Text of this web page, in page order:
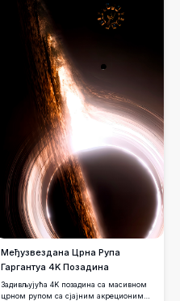
Међузвездана Црна Рупа
Гаргантуа 4K Позадина
Задивљујућа 4K позадина са масивном
црном рупом са сјајним акреционим